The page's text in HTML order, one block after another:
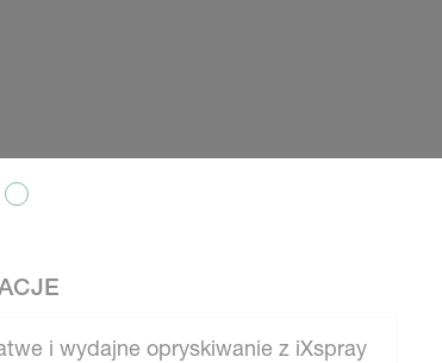
i wydajne opryskiwanie z iXspray